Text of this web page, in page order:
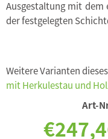
Ausgestaltung mit dem
der festgelegten
Weitere Varianten
mit Herkulestau und
Art-